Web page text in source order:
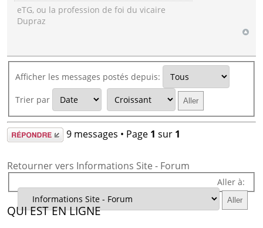
eTG, ou la profession de foi du vicaire
Dupraz
Afficher les messages postés depuis:
Trier par
Répondre 9 messages • Page 1 sur 1
Retourner vers Informations Site - Forum
Aller à:
QUI EST EN LIGNE